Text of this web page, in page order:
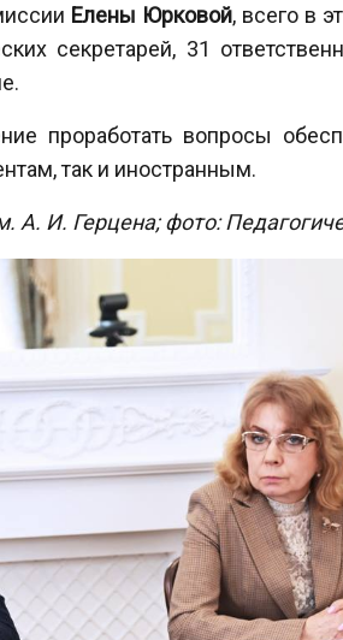
Елены Юрковой, всего в
секретарей, 31
проработать вопросы
так и иностранным.
А. И. Герцена; фото: